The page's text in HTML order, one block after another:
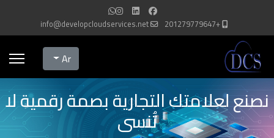
+201279779647
info@developcloudservices.net
Select your language
Ar
نصنع لعلامتك التجارية بصمة رقمية لا
تُنسى